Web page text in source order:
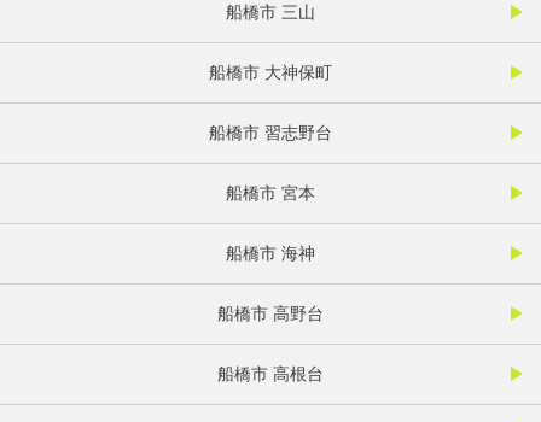
船橋市 三山
船橋市 大神保町
船橋市 習志野台
船橋市 宮本
船橋市 海神
船橋市 高野台
船橋市 高根台